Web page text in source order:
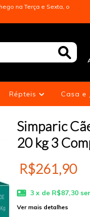
na Terça e Sexta, o
Répteis Casa e
Simparic
20 kg 3
R$261,90
3 x de R$87,30
Ver mais detalhes